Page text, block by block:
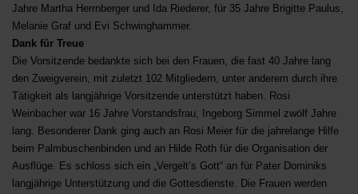
Jahre Martha Herrnberger und Ida Riederer, für 35 Jahre Brigitte Paulus,
Melanie Graf und Evi Schwinghammer.
Dank für Treue
Die Vorsitzende bedankte sich bei den Frauen, die fast 40 Jahre lang
den Zweigverein, mit zuletzt 102 Mitgliedern, unter anderem durch ihre
Tätigkeit als langjährige Vorsitzende unterstützt haben. Rosi
Weinbacher war 16 Jahre Vorstandsfrau, Ingeborg Simmel zwölf Jahre
lang. Besonderer Dank ging auch an Rosi Meier für die jahrelange Hilfe
beim Palmbuschenbinden und an Hilde Roth für die Organisation der
Ausflüge. Es schloss sich ein „Vergelt’s Gott“ an für Pater Dominiks
langjährige Unterstützung und die Gottesdienste. Die Frauen werden